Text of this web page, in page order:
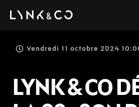
Vendredi 11 octobre 2024
LYNK & CO